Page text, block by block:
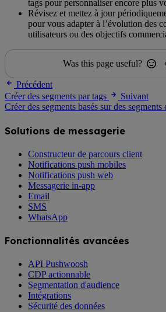
tags pour personnaliser encore plus
Révisez et mettez à jour
pour vous adapter à l’évolution des
utilisateurs ou des objectifs
Was this page useful?
Précédent
Créer des segments par tags
Suivant
Créer des segments basés sur des segments
Solutions de messagerie
Constructeur de parcours client
Notifications push mobiles
Notifications push web
Messagerie in-app
Email
SMS
WhatsApp
Fonctionnalités avancées
API Pushwoosh
CDP actionnable
Segmentation d'audience
Intégrations
Sécurité des données